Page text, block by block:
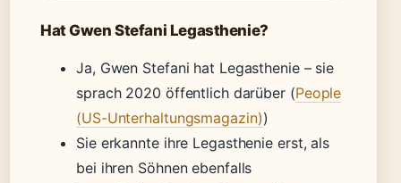
Hat Gwen Stefani Legasthenie?
Ja, Gwen Stefani hat Legasthenie – sie
sprach 2020 öffentlich darüber (People
(US-Unterhaltungsmagazin))
Sie erkannte ihre Legasthenie erst, als
bei ihren Söhnen ebenfalls